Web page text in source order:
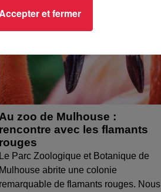
Au zoo de Mulhouse :
rencontre avec les flamants
rouges
Le Parc Zoologique et Botanique de
Mulhouse abrite une colonie
remarquable de flamants rouges. Nous
et fermer